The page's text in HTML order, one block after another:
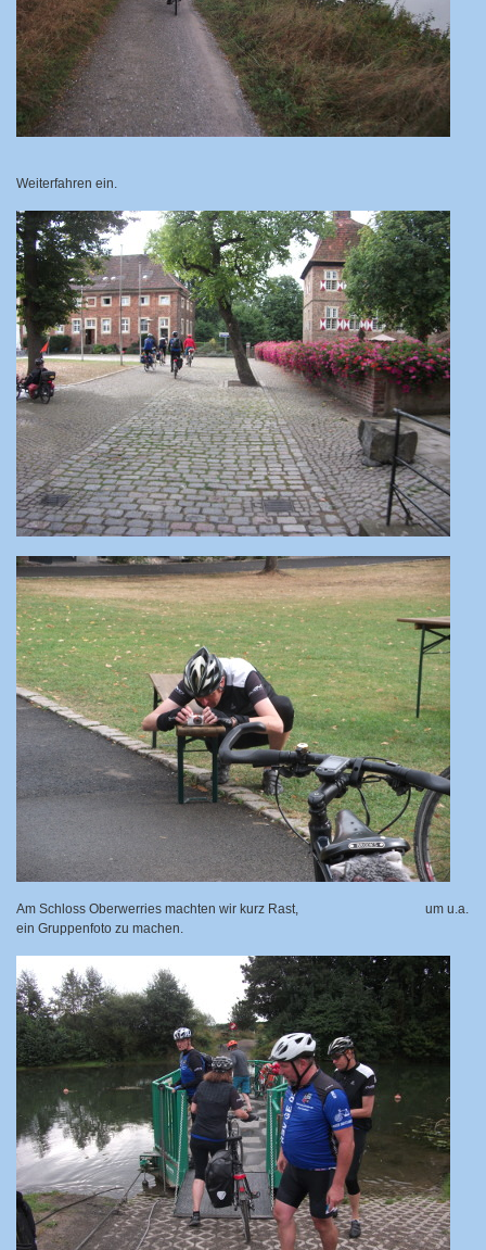
Weiterfahren ein.
Am Schloss Oberwerries machten wir kurz Rast, um u.a.
ein Gruppenfoto zu machen.